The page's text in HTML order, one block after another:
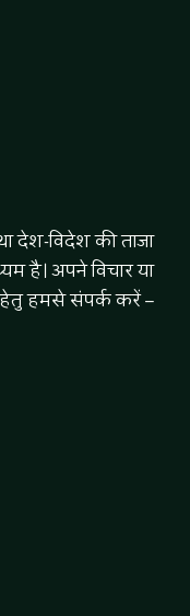
देश-विदेश की ताजा
है। अपने विचार या
हेतु हमसे संपर्क करें –